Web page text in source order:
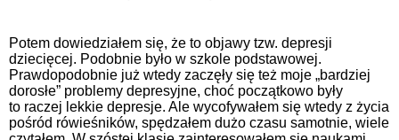
Potem dowiedziałem się, że to objawy tzw. depresji
dziecięcej. Podobnie było w szkole podstawowej.
Prawdopodobnie już wtedy zaczęły się też moje „bardziej
dorosłe” problemy depresyjne, choć początkowo były
to raczej lekkie depresje. Ale wycofywałem się wtedy z życia
pośród rówieśników, spędzałem dużo czasu samotnie, wiele